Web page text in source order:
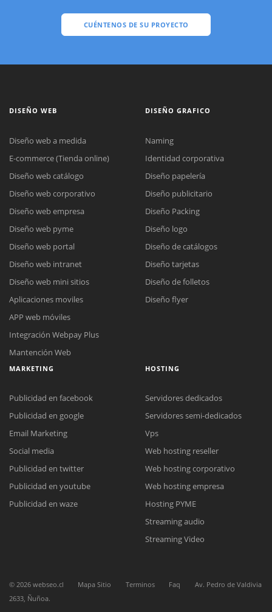
CUÉNTENOS DE SU PROYECTO
Reunión online
Nuestros ejecutivos le enviarán un correo electrónico con el enlace a
Meet para la reunión online.
Cotización
Todos nuestros ejecutivos están fuera de línea. Complete el formulario
DISEÑO WEB
Diseño web a medida
E-commerce (Tienda online)
Diseño web catálogo
Diseño web corporativo
Diseño web empresa
Diseño web pyme
Diseño web portal
Diseño web intranet
Diseño web mini sitios
Aplicaciones moviles
APP web móviles
Integración Webpay Plus
Mantención Web
DISEÑO GRAFICO
Naming
Identidad corporativa
Diseño papelería
Diseño publicitario
Diseño Packing
Diseño logo
Diseño de catálogos
Diseño tarjetas
Diseño de folletos
Diseño flyer
MARKETING
Publicidad en facebook
Publicidad en google
Email Marketing
Social media
Publicidad en twitter
Publicidad en youtube
Publicidad en waze
HOSTING
Servidores dedicados
Servidores semi-dedicados
Vps
Web hosting reseller
Web hosting corporativo
Web hosting empresa
Hosting PYME
Streaming audio
Streaming Video
© 2026 webseo.cl Mapa Sitio Terminos Faq
Av. Pedro de Valdivia
2633, Ñuñoa.